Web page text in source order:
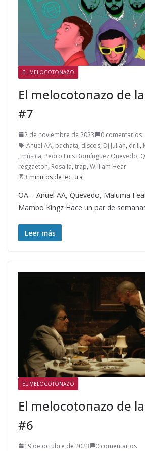
EL MELOCOTONAZO
El melocotonazo de
#7
2 de noviembre de 2023
0 comentarios
Anuel AA, bachata, discos, Dj Julian, drill,
, música, Pedro Luis Domínguez Quevedo,
reggaeton, Rosalía, trap, William Hear
3 minutos de lectura
OA – Anuel AA, Quevedo, Maluma
Mambo Kingz Hace un par de
Leer más
EL MELOCOTONAZO
El melocotonazo de
#6
19 de octubre de 2023
0 comentarios